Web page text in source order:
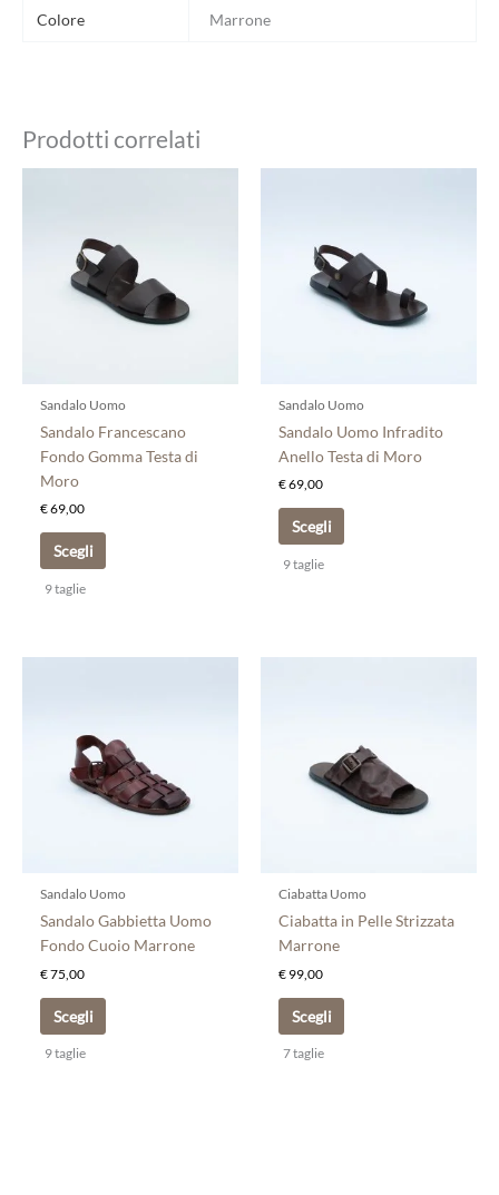
Colore Marrone
Prodotti correlati
Sandalo Uomo
Sandalo Francescano
Fondo Gomma Testa di
Moro
€69,00
Scegli
più
varianti.
Le
opzioni
scelte
nella
pagina
9 taglie
Sandalo Uomo
Sandalo Uomo Infradito
Anello Testa di Moro
€69,00
Scegli
più
varianti.
Le
opzioni
scelte
nella
pagina
9 taglie
Sandalo Uomo
Sandalo Gabbietta Uomo
Fondo Cuoio Marrone
€75,00
Scegli
più
varianti.
Le
opzioni
scelte
nella
pagina
9 taglie
Ciabatta Uomo
Ciabatta in Pelle Strizzata
Marrone
€ 99,00
Scegli
più
varianti.
Le
opzioni
scelte
nella
7 taglie